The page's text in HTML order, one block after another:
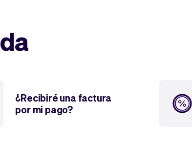
¿Recibiré una factura
por mi pago?